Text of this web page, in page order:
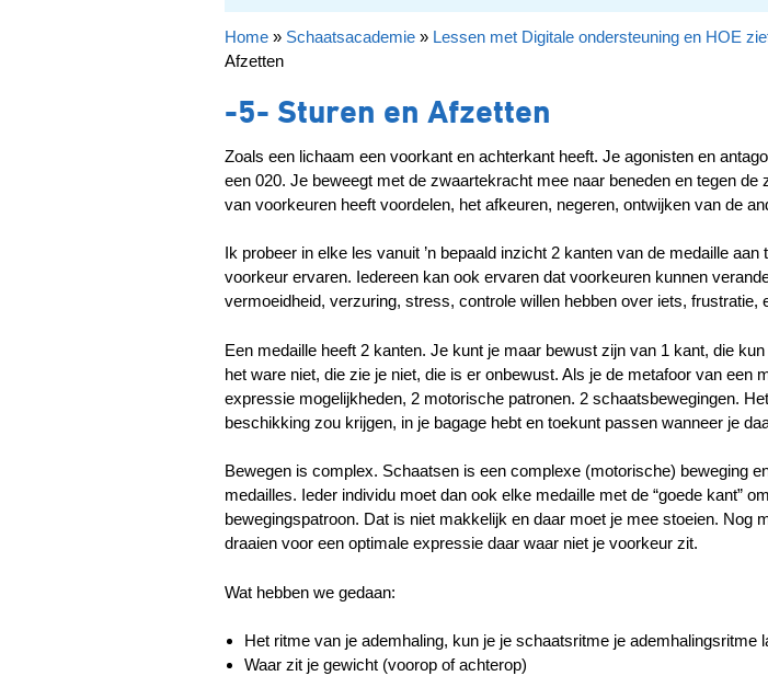
Home » Schaatsacademie » Lessen met Digitale ondersteuning en HOE
Afzetten
-5- Sturen en Afzetten
Zoals een lichaam een voorkant en achterkant heeft. Je agonisten en
een 020. Je beweegt met de zwaartekracht mee naar beneden en tegen
van voorkeuren heeft voordelen, het afkeuren, negeren, ontwijken van de
Ik probeer in elke les vanuit ’n bepaald inzicht 2 kanten van de medaille
voorkeur ervaren. Iedereen kan ook ervaren dat voorkeuren kunnen
vermoeidheid, verzuring, stress, controle willen hebben over iets, frustratie,
Een medaille heeft 2 kanten. Je kunt je maar bewust zijn van 1 kant, die
het ware niet, die zie je niet, die is er onbewust. Als je de metafoor van een
expressie mogelijkheden, 2 motorische patronen. 2 schaatsbewegingen.
beschikking zou krijgen, in je bagage hebt en toekunt passen wanneer je
Bewegen is complex. Schaatsen is een complexe (motorische) beweging
medailles. Ieder individu moet dan ook elke medaille met de “goede kant”
bewegingspatroon. Dat is niet makkelijk en daar moet je mee stoeien. Nog
draaien voor een optimale expressie daar waar niet je voorkeur zit.
Wat hebben we gedaan:
Het ritme van je ademhaling, kun je je schaatsritme je ademhalingsritme
Waar zit je gewicht (voorop of achterop)